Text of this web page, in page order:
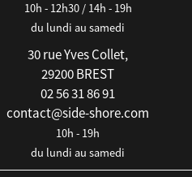
10h - 12h30 / 14h - 19h
du lundi au samedi
30 rue Yves Collet,
29200 BREST
02 56 31 86 91
contact@side-shore.com
10h - 19h
du lundi au samedi